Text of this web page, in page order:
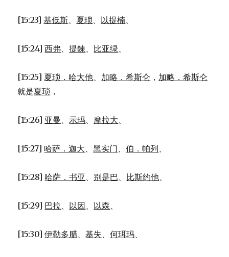
[15:23]基低斯、 夏琐、 以提楠、
[15:24]西弗、提鍊、 比亚绿、
[15:25] 夏琐．哈大他、 加略．希斯仑 ， 加略．希斯仑
就是夏琐 ，
[15:26] 亚曼 、示玛、 摩拉大、
[15:27] 哈萨．迦大、黑实门、伯．帕列、
[15:28] 哈萨．书亚 、 别是巴、 比斯约他、
[15:29] 巴拉、 以因、 以森、
[15:30]伊勒多腊、基失、何珥玛、